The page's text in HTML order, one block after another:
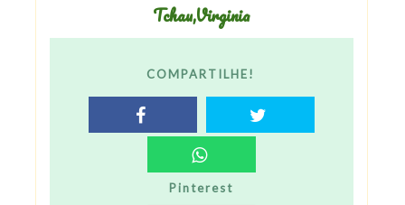
Tchau,Virginia
COMPARTILHE!
Pinterest